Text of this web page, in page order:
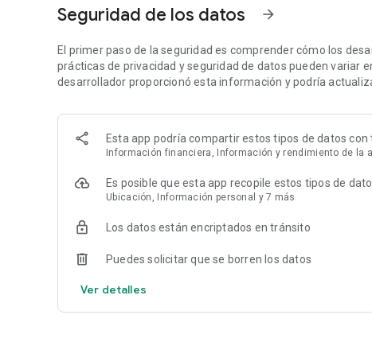
¡Ya puedes vender en Amazon! Para registrarte como
👉 Para crear tu cuenta de vendedor online de Amazon,
* Documento de identidad válido
* Datos de registro de tu negocio
* Tarjeta de crédito con saldo
* Cuenta bancaria activa
💡 ¿Por qué Amazon Seller?
* La app Amazon Seller ofrece un proceso de registro
* Con la nueva app de venta online de Amazon, puedes
* Encuentra más productos para vender online e investiga
Seguridad de los datos arrow_forward
El primer paso de la seguridad es comprender cómo los
prácticas de privacidad y seguridad de datos pueden variar
desarrollador proporcionó esta información y podría
Esta app podría compartir estos tipos de datos con
Información financiera, Información y rendimiento de la
Es posible que esta app recopile estos tipos de
Ubicación, Información personal y 7 más
Los datos están encriptados en tránsito
Puedes solicitar que se borren los datos
Ver detalles